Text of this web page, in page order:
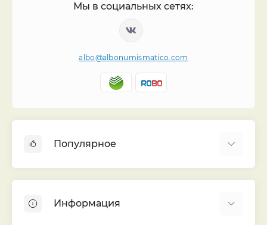
Мы в социальных сетях:
albo@albonumismatico.com
Популярное
Монеты
Информация